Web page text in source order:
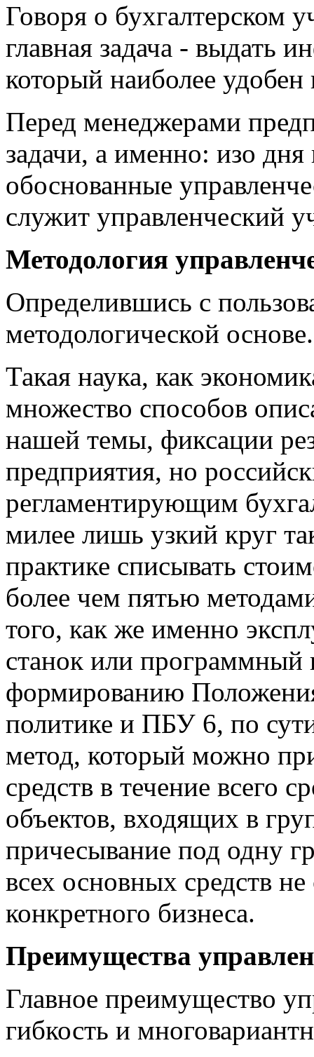
Говоря о бухгалтерском
главная задача - выдать
который наиболее
Перед менеджерами
задачи, а именно: изо
обоснованные
служит управленческий
Методология
Определившись с
методологической основе.
Такая наука, как
множество способов
нашей темы, фиксации
предприятия, но
регламентирующим
милее лишь узкий круг
практике списывать
более чем пятью
того, как же именно
станок или программный
формированию
политике и ПБУ 6, по
метод, который можно
средств в течение всего
объектов, входящих в
причесывание под одну
всех основных средств
конкретного бизнеса.
Преимущества
Главное преимущество
гибкость и